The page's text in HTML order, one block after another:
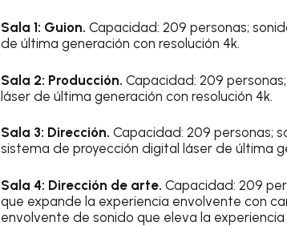
Sala 1: Guion. Capacidad: 209 personas;
de última generación con resolución 4k.
Sala 2: Producción. Capacidad: 209
láser de última generación con resolución 4k.
Sala 3: Dirección. Capacidad: 209 personas;
sistema de proyección digital láser de última
Sala 4: Dirección de arte. Capacidad: 209
que expande la experiencia envolvente con
envolvente de sonido que eleva la